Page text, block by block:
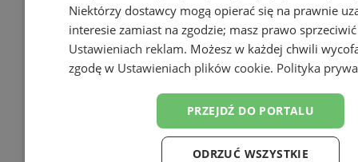
Niektórzy dostawcy mogą opierać się na prawnie
interesie zamiast na zgodzie; masz prawo
Ustawieniach reklam. Możesz w każdej chwili
zgodę w Ustawieniach plików cookie. Polityka
PRZEJDŹ DO PORTALU
ODRZUĆ WSZYSTKIE